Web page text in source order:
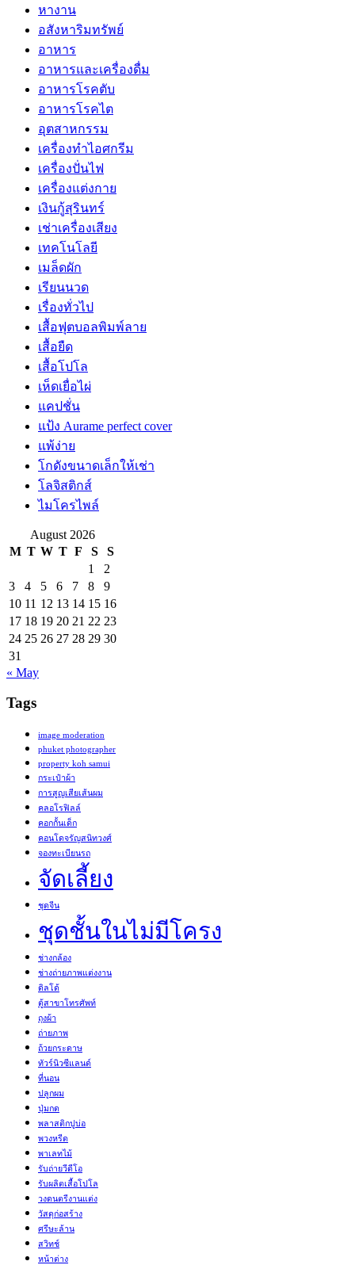
หางาน
อสังหาริมทรัพย์
อาหาร
อาหารและเครื่องดื่ม
อาหารโรคตับ
อาหารโรคไต
อุตสาหกรรม
เครื่องทำไอศกรีม
เครื่องปั่นไฟ
เครื่องแต่งกาย
เงินกู้สุรินทร์
เช่าเครื่องเสียง
เทคโนโลยี
เมล็ดผัก
เรียนนวด
เรื่องทั่วไป
เสื้อฟุตบอลพิมพ์ลาย
เสื้อยืด
เสื้อโปโล
เห็ดเยื่อไผ่
แคปชั่น
แป้ง Aurame perfect cover
แพ้ง่าย
โกดังขนาดเล็กให้เช่า
โลจิสติกส์
ไมโครไพล์
August 2026
M T W T F S
S
1
2
3
4 5 6 7 8
9
10 11 12 13 14 15 16
17 18 19 20 21 22 23
24 25 26 27 28 29 30
31
« May
Tags
image moderation
phuket photographer
property koh samui
กระเป๋าผ้า
การสูญเสียเส้นผม
คลอโรฟิลล์
คอกกั้นเด็ก
คอนโดจรัญสนิทวงศ์
จองทะเบียนรถ
จัดเลี้ยง
ชุดจีน
ชุดชั้นในไม่มีโครง
ช่างกล้อง
ช่างถ่ายภาพแต่งงาน
ดิลโด้
ตู้สาขาโทรศัพท์
ถุงผ้า
ถ่ายภาพ
ถ้วยกระดาษ
ทัวร์นิวซีแลนด์
ที่นอน
ปลูกผม
ปุ่มกด
พลาสติกปูบ่อ
พวงหรีด
พาเลทไม้
รับถ่ายวีดีโอ
รับผลิตเสื้อโปโล
วงดนตรีงานแต่ง
วัสดุก่อสร้าง
ศรีษะล้าน
สวิทช์
หน้าต่าง